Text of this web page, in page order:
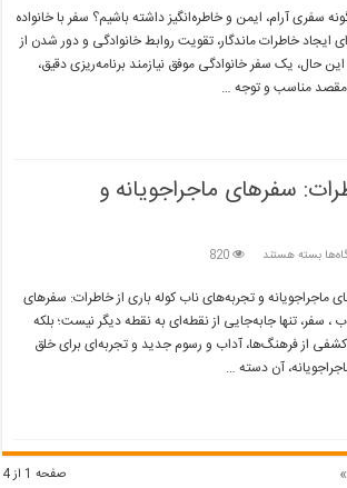
سفر
با
خانواده
سفری آرام، ایمن و خاطره‌انگیز داشته باشیم؟ سفر با خانواده
ایجاد خاطرات ماندگار، تقویت روابط خانوادگی و دور شدن از
حال، یک سفر خانوادگی موفق نیازمند برنامه‌ریزی دقیق،
مقصد مناسب و توجه …
سفرهای ماجراجویانه و
برای
باری
از
خاطرات:
سفرهای
ماجراجویانه
بسته هستند 820
ماجراجویانه و تجربه‌های ناب کوله باری از خاطرات: سفرهای
، سفر، تنها جابه‌جایی از نقطه‌ای به نقطه دیگر نیست؛ بلکه
از فرهنگ‌ها، آداب و رسوم جدید و تجربه‌ای برای خلق
آن دسته …
صفحه 1 از 4 »